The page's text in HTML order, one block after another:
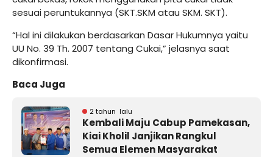
sesuai peruntukannya (SKT.SKM atau SKM. SKT).
“Hal ini dilakukan berdasarkan Dasar Hukumnya yaitu
UU No. 39 Th. 2007 tentang Cukai,” jelasnya saat
dikonfirmasi.
Baca Juga
2 tahun lalu
Kembali Maju Cabup Pamekasan,
Kiai Kholil Janjikan Rangkul
Semua Elemen Masyarakat